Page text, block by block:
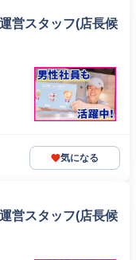
営スタッフ(店長候
気になる
営スタッフ(店長候